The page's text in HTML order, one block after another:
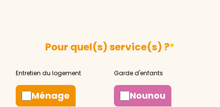
Pour quel(s) service(s) ?*
Ménage Nounou